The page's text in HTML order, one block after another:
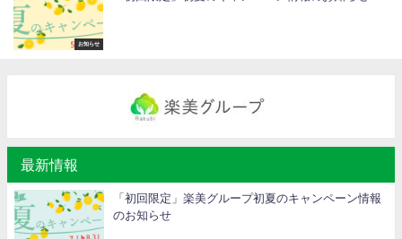
お知らせ
最新情報
「初回限定」楽美グループ初夏のキャンペーン情報
のお知らせ